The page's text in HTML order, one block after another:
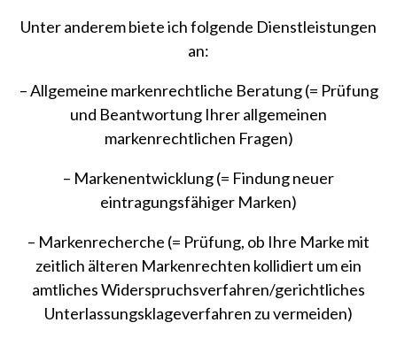
Unter anderem biete ich folgende Dienstleistungen
an:
– Allgemeine markenrechtliche Beratung (= Prüfung
und Beantwortung Ihrer allgemeinen
markenrechtlichen Fragen)
– Markenentwicklung (= Findung neuer
eintragungsfähiger Marken)
– Markenrecherche (= Prüfung, ob Ihre Marke mit
zeitlich älteren Markenrechten kollidiert um ein
amtliches Widerspruchsverfahren/gerichtliches
Unterlassungsklageverfahren zu vermeiden)